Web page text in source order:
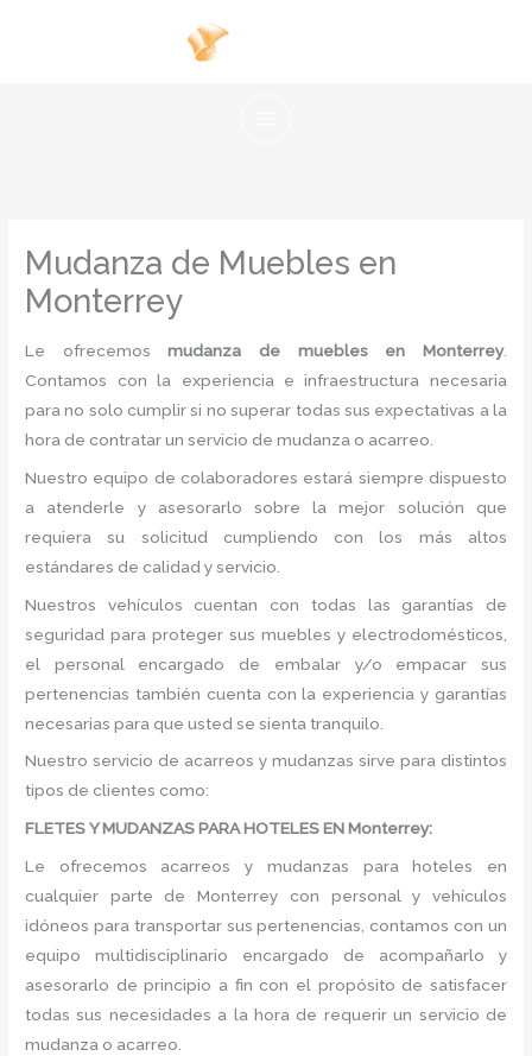
Mudanza de Muebles en
Monterrey
Le ofrecemos mudanza de muebles en Monterrey.
Contamos con la experiencia e infraestructura necesaria
para no solo cumplir si no superar todas sus expectativas a la
hora de contratar un servicio de mudanza o acarreo.
Nuestro equipo de colaboradores estará siempre dispuesto
a atenderle y asesorarlo sobre la mejor solución que
requiera su solicitud cumpliendo con los más altos
estándares de calidad y servicio.
Nuestros vehículos cuentan con todas las garantías de
seguridad para proteger sus muebles y electrodomésticos,
el personal encargado de embalar y/o empacar sus
pertenencias también cuenta con la experiencia y garantías
necesarias para que usted se sienta tranquilo.
Nuestro servicio de acarreos y mudanzas sirve para distintos
tipos de clientes como:
FLETES Y MUDANZAS PARA HOTELES EN Monterrey:
Le ofrecemos acarreos y mudanzas para hoteles en
cualquier parte de Monterrey con personal y vehículos
idóneos para transportar sus pertenencias, contamos con un
equipo multidisciplinario encargado de acompañarlo y
asesorarlo de principio a fin con el propósito de satisfacer
todas sus necesidades a la hora de requerir un servicio de
mudanza o acarreo.